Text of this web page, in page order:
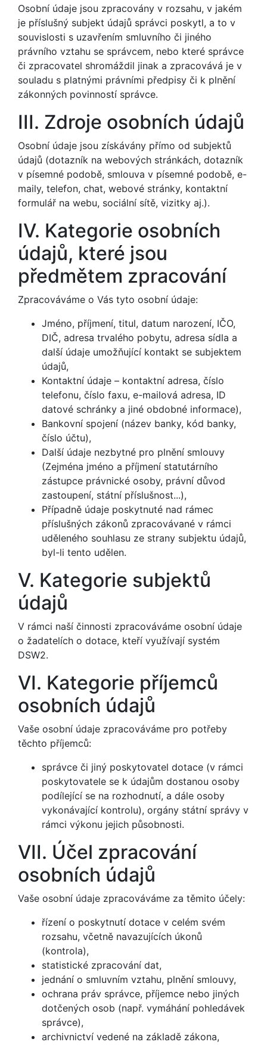
Osobní údaje jsou zpracovány v rozsahu, v jakém
je příslušný subjekt údajů správci poskytl, a to v
souvislosti s uzavřením smluvního či jiného
právního vztahu se správcem, nebo které správce
či zpracovatel shromáždil jinak a zpracovává je v
souladu s platnými právními předpisy či k plnění
zákonných povinností správce.
III. Zdroje osobních údajů
Osobní údaje jsou získávány přímo od subjektů
údajů (dotazník na webových stránkách, dotazník
v písemné podobě, smlouva v písemné podobě, e-
maily, telefon, chat, webové stránky, kontaktní
formulář na webu, sociální sítě, vizitky aj.).
IV. Kategorie osobních
údajů, které jsou
předmětem zpracování
Zpracováváme o Vás tyto osobní údaje:
Jméno, příjmení, titul, datum narození, IČO,
DIČ, adresa trvalého pobytu, adresa sídla a
další údaje umožňující kontakt se subjektem
údajů,
Kontaktní údaje – kontaktní adresa, číslo
telefonu, číslo faxu, e-mailová adresa, ID
datové schránky a jiné obdobné informace),
Bankovní spojení (název banky, kód banky,
číslo účtu),
Další údaje nezbytné pro plnění smlouvy
(Zejména jméno a příjmení statutárního
zástupce právnické osoby, právní důvod
zastoupení, státní příslušnost...),
Případně údaje poskytnuté nad rámec
příslušných zákonů zpracovávané v rámci
uděleného souhlasu ze strany subjektu údajů,
byl-li tento udělen.
V. Kategorie subjektů
údajů
V rámci naší činnosti zpracováváme osobní údaje
o žadatelích o dotace, kteří využívají systém
DSW2.
VI. Kategorie příjemců
osobních údajů
Vaše osobní údaje zpracováváme pro potřeby
těchto příjemců:
správce či jiný poskytovatel dotace (v rámci
poskytovatele se k údajům dostanou osoby
podílející se na rozhodnutí, a dále osoby
vykonávající kontrolu), orgány státní správy v
rámci výkonu jejich působnosti.
VII. Účel zpracování
osobních údajů
Vaše osobní údaje zpracováváme za těmito účely:
řízení o poskytnutí dotace v celém svém
rozsahu, včetně navazujících úkonů
(kontrola),
statistické zpracování dat,
jednání o smluvním vztahu, plnění smlouvy,
ochrana práv správce, příjemce nebo jiných
dotčených osob (např. vymáhání pohledávek
správce),
archivnictví vedené na základě zákona,